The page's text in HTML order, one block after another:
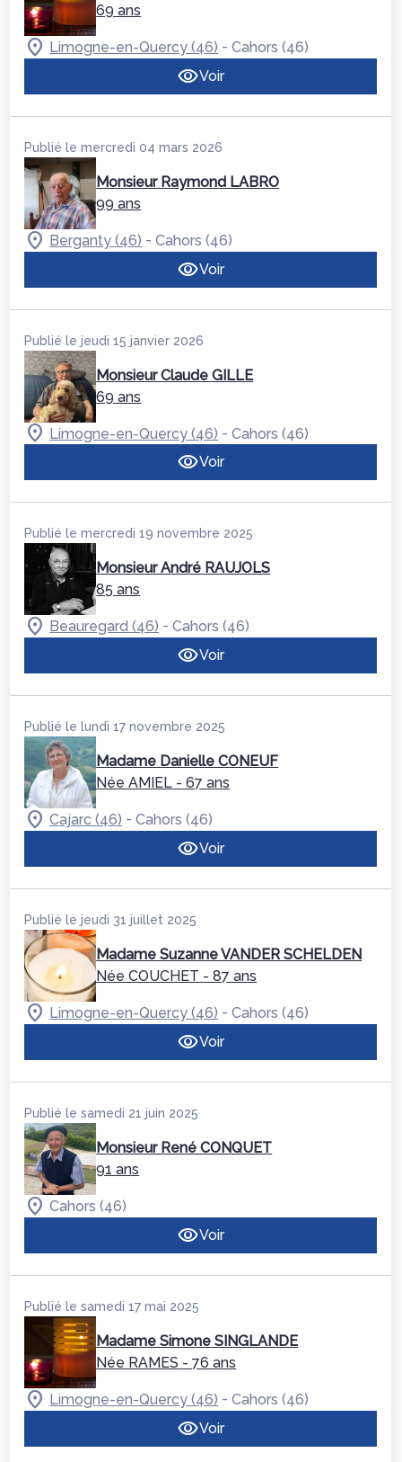
69 ans
Limogne-en-Quercy (46) -Cahors (46)
Voir
Publié le mercredi 04 mars 2026
Monsieur Raymond LABRO
99 ans
Berganty (46) -Cahors (46)
Voir
Publié le jeudi 15 janvier 2026
Monsieur Claude GILLE
69 ans
Limogne-en-Quercy (46) -Cahors (46)
Voir
Publié le mercredi 19 novembre 2025
Monsieur André RAUJOLS
85 ans
Beauregard (46) -Cahors (46)
Voir
Publié le lundi 17 novembre 2025
Madame Danielle CONEUF
Née AMIEL - 67 ans
Cajarc (46) -Cahors (46)
Voir
Publié le jeudi 31 juillet 2025
Madame Suzanne VANDER SCHELDEN
Née COUCHET - 87 ans
Limogne-en-Quercy (46) -Cahors (46)
Voir
Publié le samedi 21 juin 2025
Monsieur René CONQUET
91 ans
Cahors (46)
Voir
Publié le samedi 17 mai 2025
Madame Simone SINGLANDE
Née RAMES - 76 ans
Limogne-en-Quercy (46) -Cahors (46)
Voir